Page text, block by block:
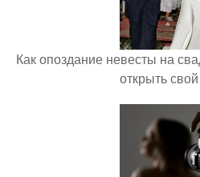
Как опоздание невесты на
открыть